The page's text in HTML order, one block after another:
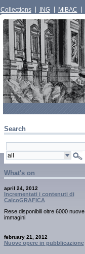
Collections ING MiBAC
Search
What's on
april 24, 2012
Incrementati i contenuti di
CalcoGRAFICA
Rese disponibili oltre 6000 nuove
immagini
february 21, 2012
Nuove opere in pubblicazione